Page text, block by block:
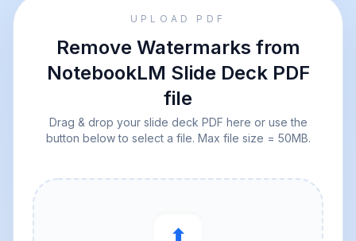
UPLOAD PDF
Remove Watermarks from
NotebookLM Slide Deck PDF
file
Drag & drop your slide deck PDF here or use the
button below to select a file. Max file size = 50MB.